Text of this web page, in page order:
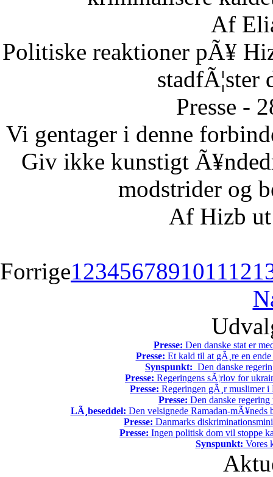
Af
Politiske reaktioner pÃ¥
Presse -
Vi gentager i denne
Giv ikke kunstigt
modstrider og
Af Hizb
Forrige123456789101112
Presse: Den danske stat er
Presse: Et kald til at gÃ¸re en
Synspunkt: Den danske
Presse: Regeringens sÃ¦rlov for
Presse: Regeringen gÃ¸r muslimer
Presse: Den danske
LÃ¸beseddel: Den velsignede Ramadan-mÃ¥neds
Presse: Danmarks
Presse: Ingen politisk dom vil stoppe
Synspunkt: Vores